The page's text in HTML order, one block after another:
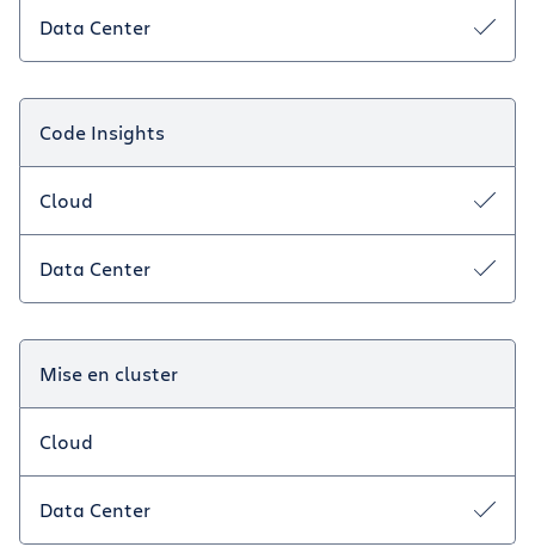
Data Center
Code Insights
Cloud
Data Center
Mise en cluster
Cloud
Data Center